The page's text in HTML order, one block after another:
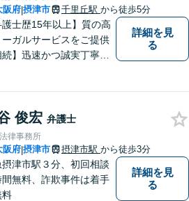
阪府|摂津市 千里丘駅 から徒歩5分
護士歴15年以上】質の高
ーガルサービスをご提供
続】迅速かつ誠実丁寧な
／企業間トラブル／問題
の対応など。顧問契約も
オンライン面談】【千里
5分】
詳細を見
る
俊宏 弁護士
律事務所
阪府|摂津市 摂津市駅 から徒歩3分
摂津市駅３分、初回相談
間無料、詐欺事件は着手
料
詳細を見
る